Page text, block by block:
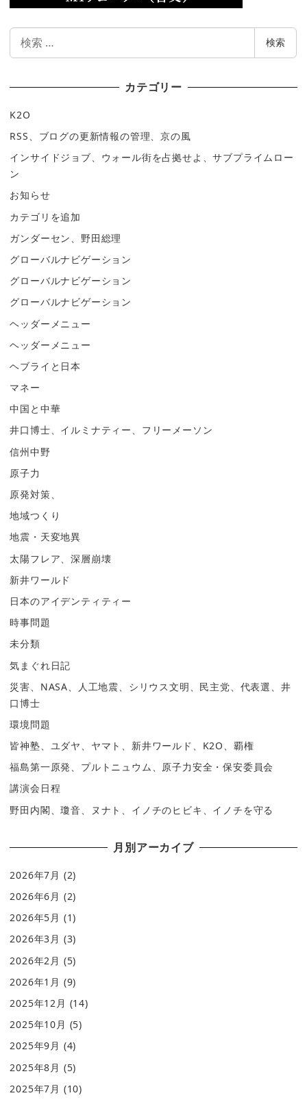
検索
カテゴリー
K2O
RSS、ブログの更新情報の管理、京の風
インサイドジョブ、ウォール街を占拠せよ、サブプライムロー
ン
お知らせ
カテゴリを追加
ガンダーセン、野田総理
グローバルナビゲーション
グローバルナビゲーション
グローバルナビゲーション
ヘッダーメニュー
ヘッダーメニュー
ヘブライと日本
マネー
中国と中華
井口博士、イルミナティー、フリーメーソン
信州中野
原子力
原発対策、
地域つくり
地震・天変地異
太陽フレア、深層崩壊
新井ワールド
日本のアイデンティティー
時事問題
未分類
気まぐれ日記
災害、NASA、人工地震、シリウス文明、民主党、代表選、井
口博士
環境問題
皆神塾、ユダヤ、ヤマト、新井ワールド、K2O、覇権
福島第一原発、プルトニュウム、原子力安全・保安委員会
講演会日程
野田内閣、瓊音、ヌナト、イノチのヒビキ、イノチを守る
月別アーカイブ
2026年7月 (2)
2026年6月 (2)
2026年5月 (1)
2026年3月 (3)
2026年2月 (5)
2026年1月 (9)
2025年12月 (14)
2025年10月 (5)
2025年9月 (4)
2025年8月 (5)
2025年7月 (10)